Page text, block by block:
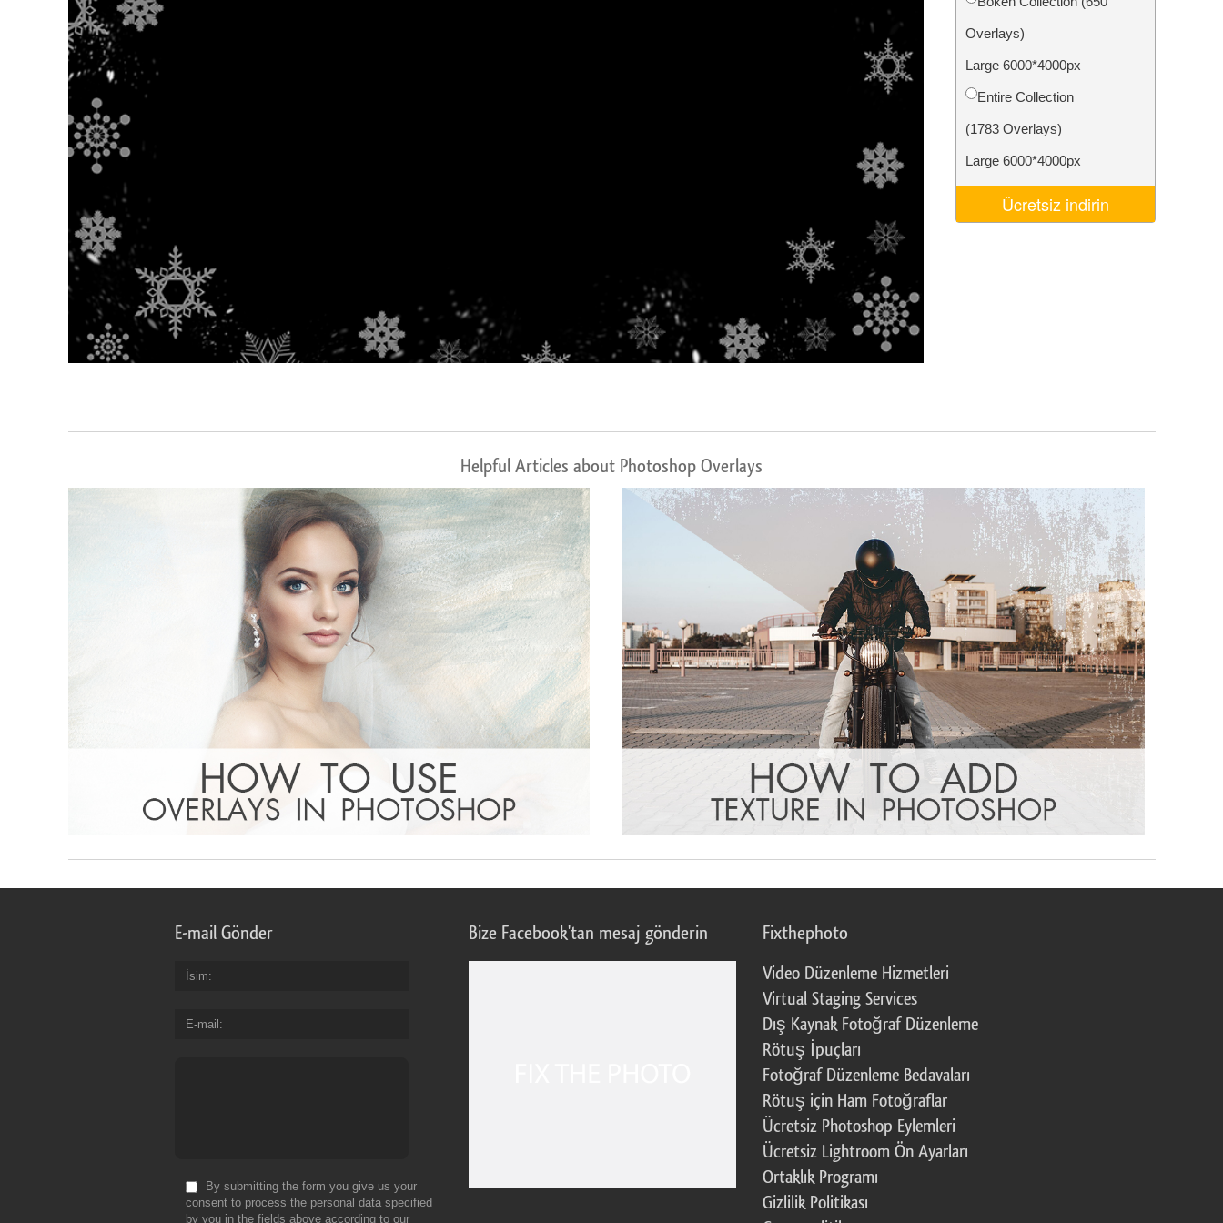
Video Editing Services
Overlays)
Large 6000*4000px
Entire Collection
(1783 Overlays)
Large 6000*4000px
Ücretsiz indirin
Helpful Articles about Photoshop Overlays
E-mail Gönder
İsim
E-mail
By submitting the form you give us your
consent to process the personal data specified
by you in the fields above according to our
Bize Facebook'tan mesaj gönderin Fixthephoto
Video Düzenleme Hizmetleri
Virtual Staging Services
Dış Kaynak Fotoğraf Düzenleme
Rötuş İpuçları
Fotoğraf Düzenleme Bedavaları
Rötuş için Ham Fotoğraflar
Ücretsiz Photoshop Eylemleri
Ücretsiz Lightroom Ön Ayarları
Ortaklık Programı
Gizlilik Politikası